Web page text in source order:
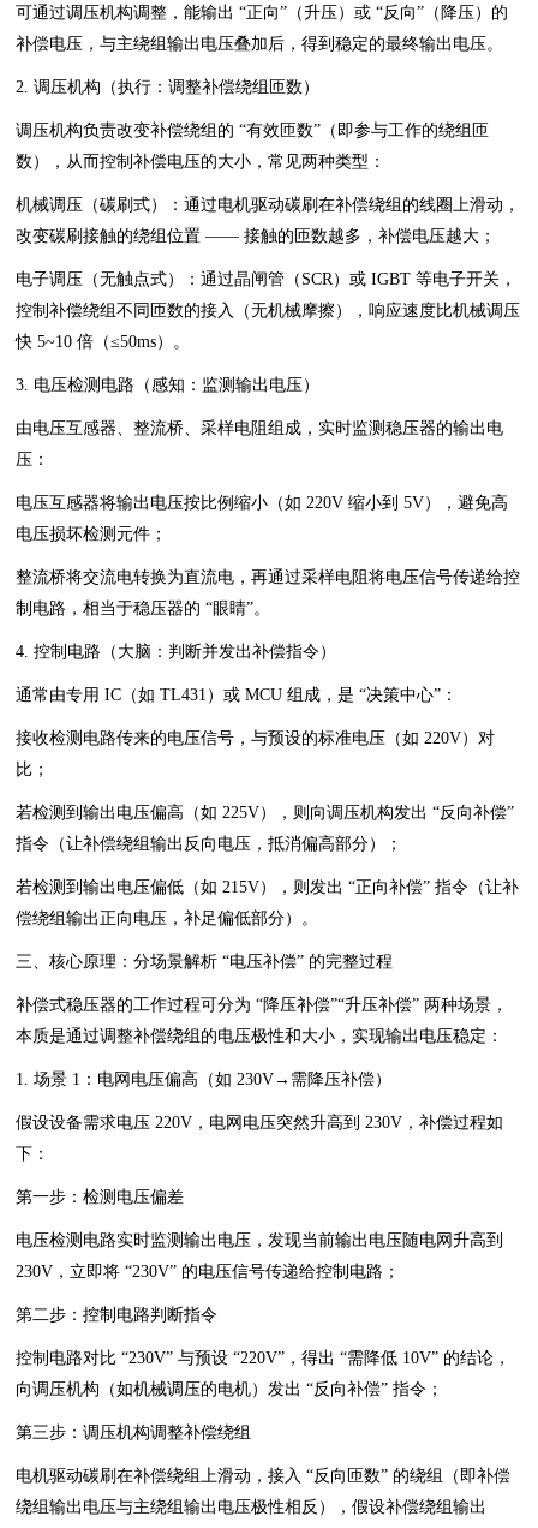
可通过调压机构调整，能输出 “正向”（升压）或 “反向”（降压）的
补偿电压，与主绕组输出电压叠加后，得到稳定的最终输出电压。
2. 调压机构（执行：调整补偿绕组匝数）
调压机构负责改变补偿绕组的 “有效匝数”（即参与工作的绕组匝
数），从而控制补偿电压的大小，常见两种类型：
机械调压（碳刷式）：通过电机驱动碳刷在补偿绕组的线圈上滑动，
改变碳刷接触的绕组位置 —— 接触的匝数越多，补偿电压越大；
电子调压（无触点式）：通过晶闸管（SCR）或 IGBT 等电子开关，
控制补偿绕组不同匝数的接入（无机械摩擦），响应速度比机械调压
快 5~10 倍（≤50ms）。
3. 电压检测电路（感知：监测输出电压）
由电压互感器、整流桥、采样电阻组成，实时监测稳压器的输出电
压：
电压互感器将输出电压按比例缩小（如 220V 缩小到 5V），避免高
电压损坏检测元件；
整流桥将交流电转换为直流电，再通过采样电阻将电压信号传递给控
制电路，相当于稳压器的 “眼睛”。
4. 控制电路（大脑：判断并发出补偿指令）
通常由专用 IC（如 TL431）或 MCU 组成，是 “决策中心”：
接收检测电路传来的电压信号，与预设的标准电压（如 220V）对
比；
若检测到输出电压偏高（如 225V），则向调压机构发出 “反向补偿”
指令（让补偿绕组输出反向电压，抵消偏高部分）；
若检测到输出电压偏低（如 215V），则发出 “正向补偿” 指令（让补
偿绕组输出正向电压，补足偏低部分）。
三、核心原理：分场景解析 “电压补偿” 的完整过程
补偿式稳压器的工作过程可分为 “降压补偿”“升压补偿” 两种场景，
本质是通过调整补偿绕组的电压极性和大小，实现输出电压稳定：
1. 场景 1：电网电压偏高（如 230V→需降压补偿）
假设设备需求电压 220V，电网电压突然升高到 230V，补偿过程如
下：
第一步：检测电压偏差
电压检测电路实时监测输出电压，发现当前输出电压随电网升高到
230V，立即将 “230V” 的电压信号传递给控制电路；
第二步：控制电路判断指令
控制电路对比 “230V” 与预设 “220V”，得出 “需降低 10V” 的结论，
向调压机构（如机械调压的电机）发出 “反向补偿” 指令；
第三步：调压机构调整补偿绕组
电机驱动碳刷在补偿绕组上滑动，接入 “反向匝数” 的绕组（即补偿
绕组输出电压与主绕组输出电压极性相反），假设补偿绕组输出